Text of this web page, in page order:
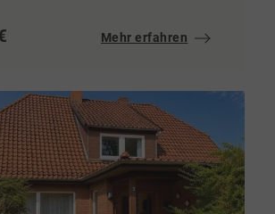
Mehr erfahren